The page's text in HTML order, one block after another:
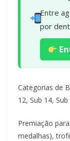
Entre
por
Categorias de
12, Sub 14,
Premiação
medalhas),